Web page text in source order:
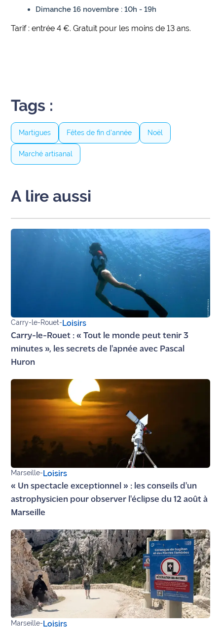
site maritima.fr
Archives
Dimanche 16 novembre : 10h - 19h
Tarif : entrée 4 €. Gratuit pour les moins de 13 ans.
Tags :
Martigues Fêtes de fin d'année Noël
Marché artisanal
A lire aussi
Carry-le-Rouet-Loisirs
Carry-le-Rouet : « Tout le monde peut tenir 3
minutes », les secrets de l'apnée avec Pascal
Huron
Marseille-Loisirs
« Un spectacle exceptionnel » : les conseils d'un
astrophysicien pour observer l'éclipse du 12 août à
Marseille
Marseille-Loisirs